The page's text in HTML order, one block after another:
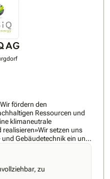
AG
fördern den
Ressourcen und
klimaneutrale
setzen uns
Gebäudetechnik ein und
Qualität in Beratung,
um+
Ihnen erstklassige
zu